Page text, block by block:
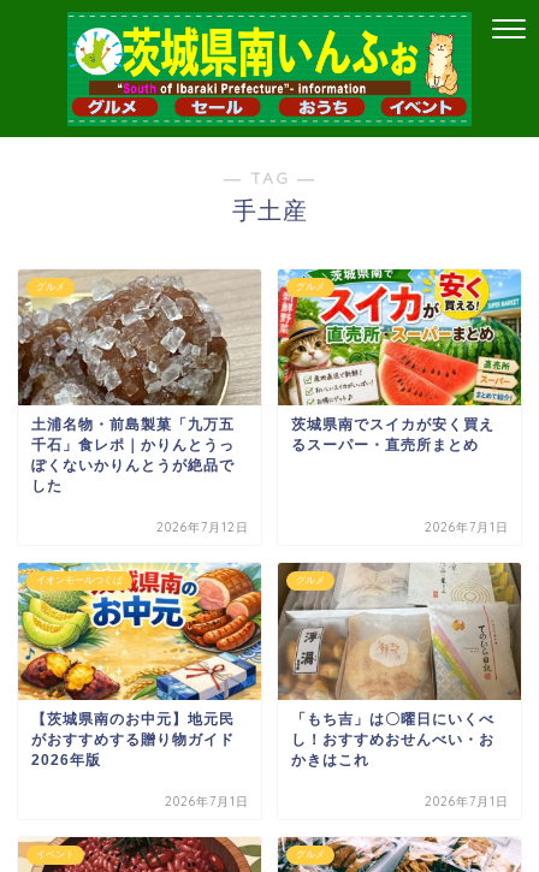
― TAG ―
手土産
グルメ
土浦名物・前島製菓「九万五
千石」食レポ｜かりんとうっ
ぽくないかりんとうが絶品で
した
2026年7月12日
グルメ
茨城県南でスイカが安く買え
るスーパー・直売所まとめ
2026年7月1日
イオンモールつくば
【茨城県南のお中元】地元民
がおすすめする贈り物ガイド
2026年版
2026年7月1日
グルメ
「もち吉」は〇曜日にいくべ
し！おすすめおせんべい・お
かきはこれ
2026年7月1日
イベント グルメ